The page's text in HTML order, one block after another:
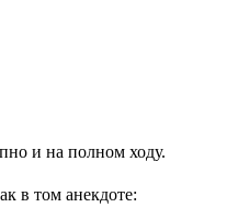
и на полном ходу.
в том анекдоте: